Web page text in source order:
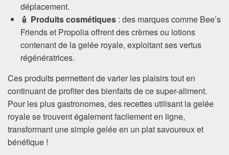
déplacement.
🧴 Produits cosmétiques : des marques comme Bee’s
Friends et Propolia offrent des crèmes ou lotions
contenant de la gelée royale, exploitant ses vertus
régénératrices.
Ces produits permettent de varier les plaisirs tout en
continuant de profiter des bienfaits de ce super-aliment.
Pour les plus gastronomes, des recettes utilisant la gelée
royale se trouvent également facilement en ligne,
transformant une simple gelée en un plat savoureux et
bénéfique !